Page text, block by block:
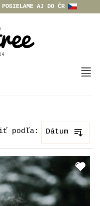
AJ DO ČR
podľa: Dátum